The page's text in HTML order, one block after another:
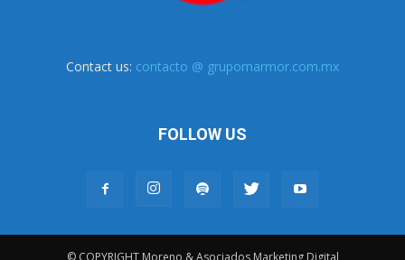
Contact us: contacto @ grupomarmor.com.mx
FOLLOW US
© COPYRIGHT Moreno & Asociados Marketing Digital